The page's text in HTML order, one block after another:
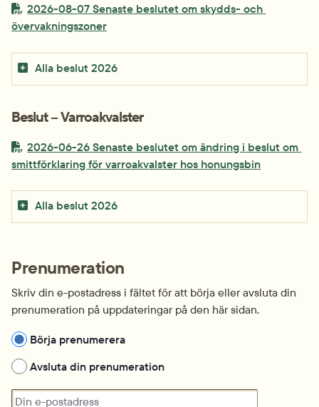
PDF-fil.
2026-08-07 Senaste beslutet om skydds- och
övervakningszonerpdf, 335.3 kB.
Alla beslut 2026
Beslut – Varroakvalster
PDF-fil.
2026-06-26 Senaste beslutet om ändring i beslut om
smittförklaring för varroakvalster hos honungsbinpdf, 244.3
Alla beslut 2026
Prenumeration
Skriv din e-postadress i fältet för att börja eller avsluta din
prenumeration på uppdateringar på den här sidan.
Hantera prenumeration
Börja prenumerera
Avsluta din prenumeration
Din e-postadress